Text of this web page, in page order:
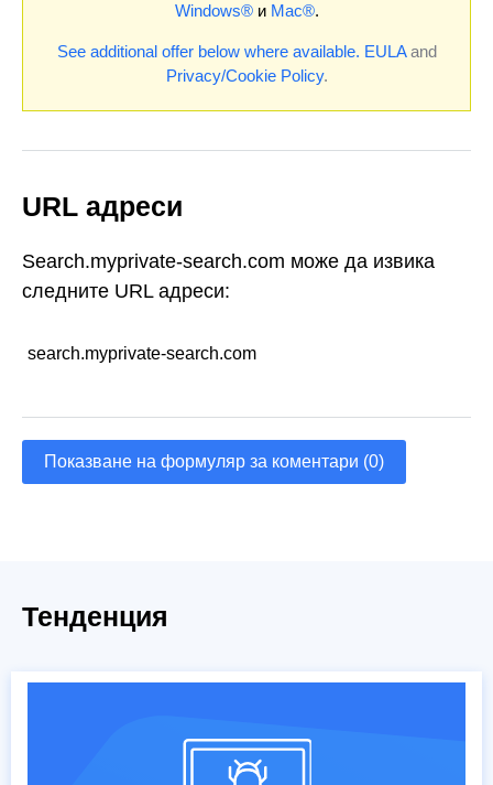
Windows®и Mac®.
See additional offer below where available. EULAand
Privacy/Cookie Policy.
URL адреси
Search.myprivate-search.com може да извика
следните URL адреси:
search.myprivate-search.com
Показване на формуляр за коментари (0)
Тенденция